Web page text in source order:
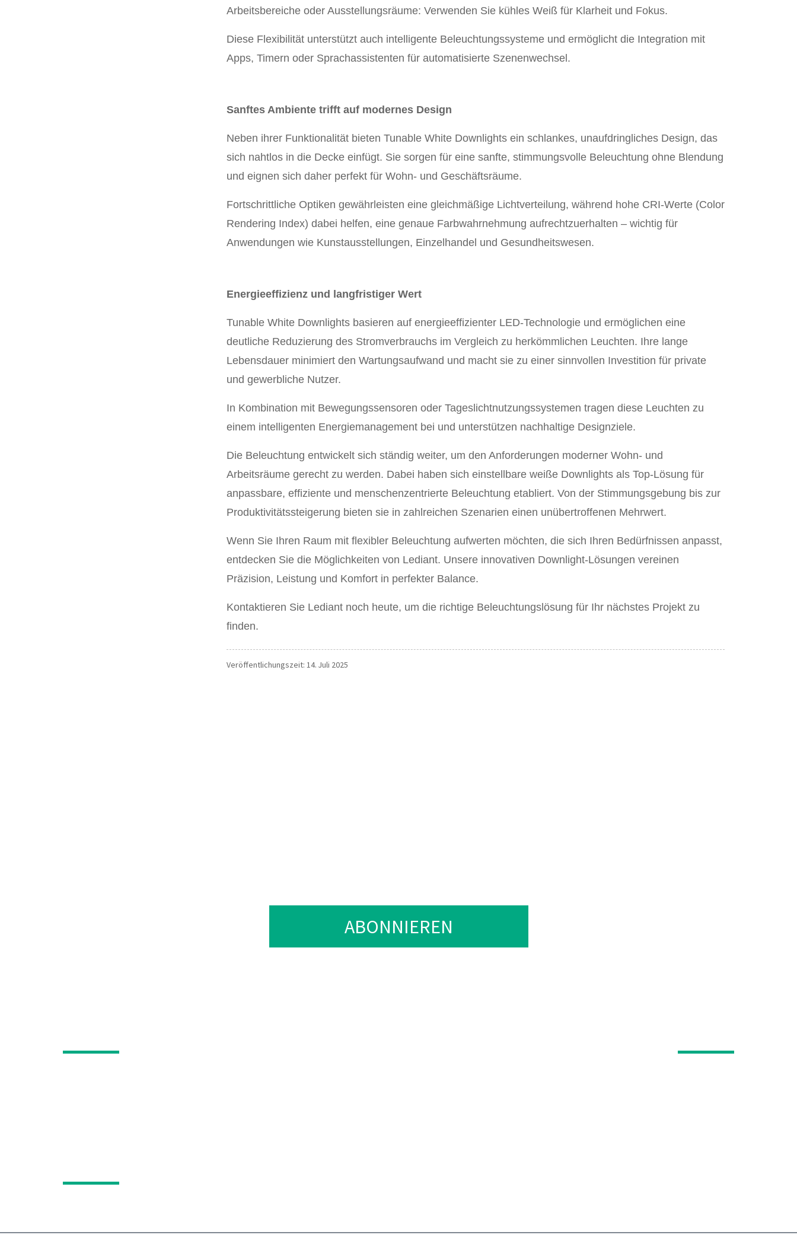
Arbeitsbereiche oder Ausstellungsräume: Verwenden Sie kühles Weiß für Klarheit und Fokus.
Diese Flexibilität unterstützt auch intelligente Beleuchtungssysteme und ermöglicht die Integration mit
Apps, Timern oder Sprachassistenten für automatisierte Szenenwechsel.
Sanftes Ambiente trifft auf modernes Design
Neben ihrer Funktionalität bieten Tunable White Downlights ein schlankes, unaufdringliches Design, das
sich nahtlos in die Decke einfügt. Sie sorgen für eine sanfte, stimmungsvolle Beleuchtung ohne Blendung
und eignen sich daher perfekt für Wohn- und Geschäftsräume.
Fortschrittliche Optiken gewährleisten eine gleichmäßige Lichtverteilung, während hohe CRI-Werte (Color
Rendering Index) dabei helfen, eine genaue Farbwahrnehmung aufrechtzuerhalten – wichtig für
Anwendungen wie Kunstausstellungen, Einzelhandel und Gesundheitswesen.
Energieeffizienz und langfristiger Wert
Tunable White Downlights basieren auf energieeffizienter LED-Technologie und ermöglichen eine
deutliche Reduzierung des Stromverbrauchs im Vergleich zu herkömmlichen Leuchten. Ihre lange
Lebensdauer minimiert den Wartungsaufwand und macht sie zu einer sinnvollen Investition für private
und gewerbliche Nutzer.
In Kombination mit Bewegungssensoren oder Tageslichtnutzungssystemen tragen diese Leuchten zu
einem intelligenten Energiemanagement bei und unterstützen nachhaltige Designziele.
Die Beleuchtung entwickelt sich ständig weiter, um den Anforderungen moderner Wohn- und
Arbeitsräume gerecht zu werden. Dabei haben sich einstellbare weiße Downlights als Top-Lösung für
anpassbare, effiziente und menschenzentrierte Beleuchtung etabliert. Von der Stimmungsgebung bis zur
Produktivitätssteigerung bieten sie in zahlreichen Szenarien einen unübertroffenen Mehrwert.
Wenn Sie Ihren Raum mit flexibler Beleuchtung aufwerten möchten, die sich Ihren Bedürfnissen anpasst,
entdecken Sie die Möglichkeiten von Lediant. Unsere innovativen Downlight-Lösungen vereinen
Präzision, Leistung und Komfort in perfekter Balance.
Kontaktieren Sie Lediant noch heute, um die richtige Beleuchtungslösung für Ihr nächstes Projekt zu
finden.
Veröffentlichungszeit: 14. Juli 2025
ABONNIEREN